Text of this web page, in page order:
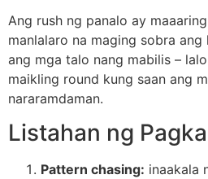
Ang rush ng panalo ay
manlalaro na maging sobra
ang mga talo nang mabilis –
maikling round kung saan ang
nararamdaman.
Listahan ng
Pattern chasing: inaakala